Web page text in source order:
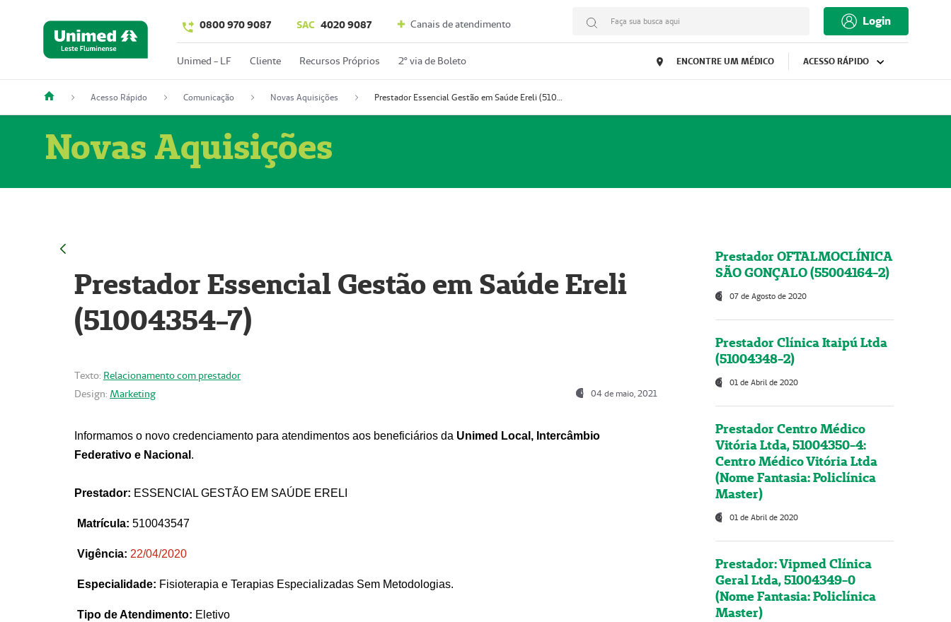
0800 970 9087 SAC 4020 9087 Canais de atendimento Faça sua busca aqui Login
Unimed - LF Cliente Recursos Próprios 2º via de Boleto ENCONTRE UM MÉDICO ACESSO RÁPIDO
Acesso Rápido Comunicação Novas Aquisições Prestador Essencial Gestão em Saúde Ereli (51004354-7)
Novas Aquisições
Prestador Essencial Gestão em Saúde Ereli
(51004354-7)
Texto: Relacionamento com prestador
Design: Marketing 04 de maio, 2021
Informamos o novo credenciamento para atendimentos aos beneficiários da Unimed Local, Intercâmbio
Federativo e Nacional .
Prestador: ESSENCIAL GESTÃO EM SAÚDE ERELI
Matrícula: 510043547
Vigência: 22/04/2020
Especialidade: Fisioterapia e Terapias Especializadas Sem Metodologias.
Tipo de Atendimento: Eletivo
Prestador OFTALMOCLÍNICA
SÃO GONÇALO (55004164-2)
07 de Agosto de 2020
Prestador Clínica Itaipú Ltda
(51004348-2)
01 de Abril de 2020
Prestador Centro Médico
Vitória Ltda, 51004350-4:
Centro Médico Vitória Ltda
(Nome Fantasia: Policlínica
Master)
01 de Abril de 2020
Prestador: Vipmed Clínica
Geral Ltda, 51004349-0
(Nome Fantasia: Policlínica
Master)